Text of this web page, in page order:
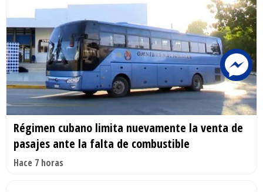
Régimen cubano limita nuevamente la venta de
pasajes ante la falta de combustible
Hace 7 horas